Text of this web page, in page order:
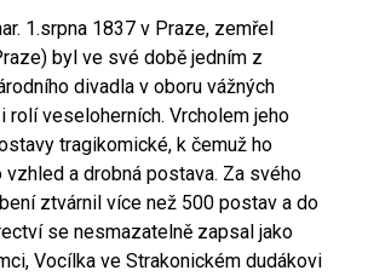
1.srpna 1837 v Praze, zemřel
byl ve své době jedním z
divadla v oboru vážných
rolí veseloherních. Vrcholem jeho
tragikomické, k čemuž ho
vzhled a drobná postava. Za svého
ztvárnil více než 500 postav a do
se nesmazatelně zapsal jako
Vocílka ve Strakonickém dudákovi